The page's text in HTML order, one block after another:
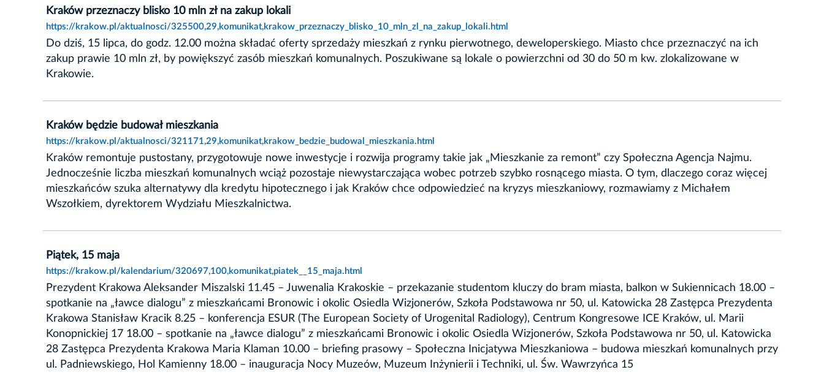
Kraków przeznaczy blisko 10 mln zł na zakup lokali
https://krakow.pl/aktualnosci/325500,29,komunikat,krakow_przeznaczy_blisko_10_mln_zl_na_zakup_lokali.html
Do dziś, 15 lipca, do godz. 12.00 można składać oferty sprzedaży mieszkań z rynku pierwotnego, deweloperskiego. Miasto chce przeznaczyć na ich
zakup prawie 10 mln zł, by powiększyć zasób mieszkań komunalnych. Poszukiwane są lokale o powierzchni od 30 do 50 m kw. zlokalizowane w
Krakowie.
Kraków będzie budował mieszkania
https://krakow.pl/aktualnosci/321171,29,komunikat,krakow_bedzie_budowal_mieszkania.html
Kraków remontuje pustostany, przygotowuje nowe inwestycje i rozwija programy takie jak „Mieszkanie za remont” czy Społeczna Agencja Najmu.
Jednocześnie liczba mieszkań komunalnych wciąż pozostaje niewystarczająca wobec potrzeb szybko rosnącego miasta. O tym, dlaczego coraz więcej
mieszkańców szuka alternatywy dla kredytu hipotecznego i jak Kraków chce odpowiedzieć na kryzys mieszkaniowy, rozmawiamy z Michałem
Wszołkiem, dyrektorem Wydziału Mieszkalnictwa.
Piątek, 15 maja
https://krakow.pl/kalendarium/320697,100,komunikat,piatek__15_maja.html
Prezydent Krakowa Aleksander Miszalski 11.45 – Juwenalia Krakoskie – przekazanie studentom kluczy do bram miasta, balkon w Sukiennicach 18.00 –
spotkanie na „ławce dialogu” z mieszkańcami Bronowic i okolic Osiedla Wizjonerów, Szkoła Podstawowa nr 50, ul. Katowicka 28 Zastępca Prezydenta
Krakowa Stanisław Kracik 8.25 – konferencja ESUR (The European Society of Urogenital Radiology), Centrum Kongresowe ICE Kraków, ul. Marii
Konopnickiej 17 18.00 – spotkanie na „ławce dialogu” z mieszkańcami Bronowic i okolic Osiedla Wizjonerów, Szkoła Podstawowa nr 50, ul. Katowicka
28 Zastępca Prezydenta Krakowa Maria Klaman 10.00 – briefing prasowy – Społeczna Inicjatywa Mieszkaniowa – budowa mieszkań komunalnych przy
ul. Padniewskiego, Hol Kamienny 18.00 – inauguracja Nocy Muzeów, Muzeum Inżynierii i Techniki, ul. Św. Wawrzyńca 15